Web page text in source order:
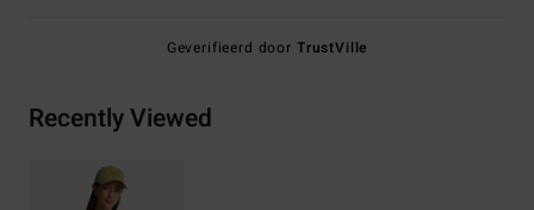
Geverifieerd door TrustVille
Recently Viewed